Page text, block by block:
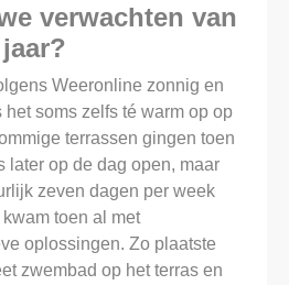
verwachten van
Weeronline zonnig en
soms zelfs té warm op op
terrassen gingen toen
later op de dag open, maar
zeven dagen per week
toen al met
oplossingen. Zo plaatste
zwembad op het terras en